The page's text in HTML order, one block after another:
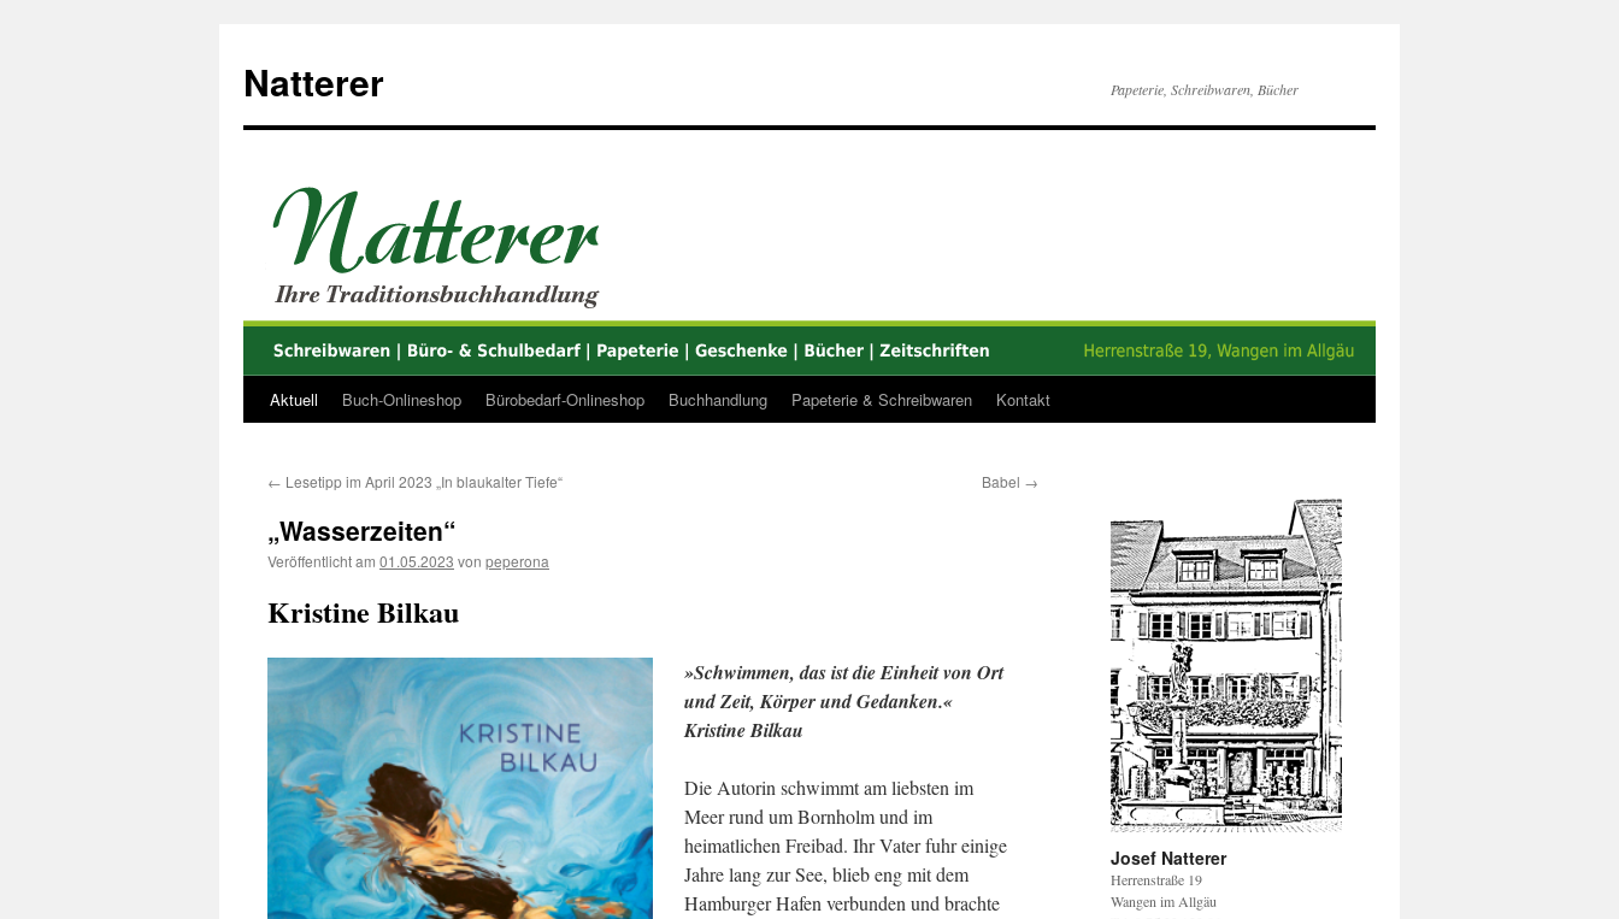
springen
Natterer Papeterie, Schreibwaren, Bücher
Aktuell Buch-Onlineshop Bürobedarf-Onlineshop Buchhandlung Papeterie & Schreibwaren Kontakt
← Lesetipp im April 2023 „In blaukalter Tiefe“ Babel →
„Wasserzeiten“
Veröffentlicht am 01.05.2023 von peperona
Kristine Bilkau
»Schwimmen, das ist die Einheit von Ort
und Zeit, Körper und Gedanken.«
Kristine Bilkau
Die Autorin schwimmt am liebsten im
Meer rund um Bornholm und im
heimatlichen Freibad. Ihr Vater fuhr einige
Jahre lang zur See, blieb eng mit dem
Hamburger Hafen verbunden und brachte
Josef Natterer
Herrenstraße 19
Wangen im Allgäu